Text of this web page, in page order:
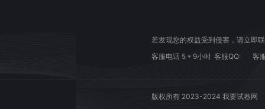
若发现您的权益受到侵害，请立即
客服电话 5 * 9小时 客服QQ: 客
版权所有 2023-2024 我要试卷网